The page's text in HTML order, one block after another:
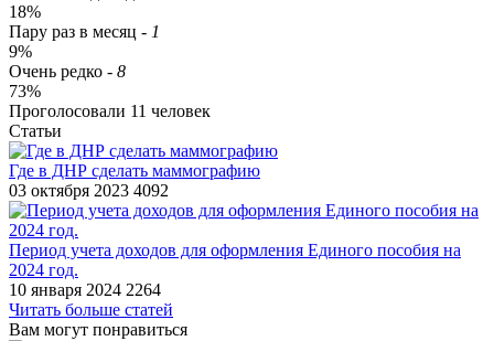
18%
Пару раз в месяц - 1
9%
Очень редко - 8
73%
Проголосовали 11 человек
Статьи
​Где в ДНР сделать маммографию
03 октября 2023 4092
Период учета доходов для оформления Единого пособия на
2024 год.
10 января 2024 2264
Читать больше статей
Вам могут понравиться